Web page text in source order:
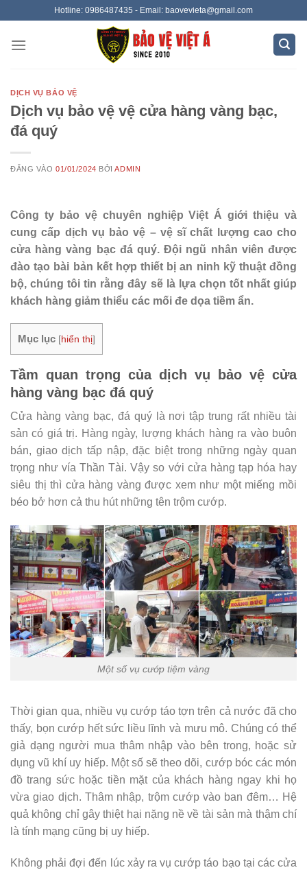
nội
Hotline: 0986487435 - Email: baovevieta@gmail.com
DỊCH VỤ BẢO VỆ
Dịch vụ bảo vệ vệ cửa hàng vàng bạc,
đá quý
ĐĂNG VÀO01/01/2024 BỞIADMIN
Công ty bảo vệ chuyên nghiệp Việt Á giới thiệu và
cung cấp dịch vụ bảo vệ – vệ sĩ chất lượng cao cho
cửa hàng vàng bạc đá quý. Đội ngũ nhân viên được
đào tạo bài bản kết hợp thiết bị an ninh kỹ thuật đồng
bộ, chúng tôi tin rằng đây sẽ là lựa chọn tốt nhất giúp
khách hàng giảm thiểu các mối đe dọa tiềm ẩn.
Mục lục [hiển thị]
Tầm quan trọng của dịch vụ bảo vệ cửa
hàng vàng bạc đá quý
Cửa hàng vàng bạc, đá quý là nơi tập trung rất nhiều tài
sản có giá trị. Hàng ngày, lượng khách hàng ra vào buôn
bán, giao dịch tấp nập, đặc biệt trong những ngày quan
trọng như vía Thần Tài. Vậy so với cửa hàng tạp hóa hay
siêu thị thì cửa hàng vàng được xem như một miếng mồi
béo bở hơn cả thu hút những tên trộm cướp.
Một số vụ cướp tiệm vàng
Thời gian qua, nhiều vụ cướp táo tợn trên cả nước đã cho
thấy, bọn cướp hết sức liều lĩnh và mưu mô. Chúng có thể
giả dạng người mua thâm nhập vào bên trong, hoặc sử
dụng vũ khí uy hiếp. Một số sẽ theo dõi, cướp bóc các món
đồ trang sức hoặc tiền mặt của khách hàng ngay khi họ
vừa giao dịch. Thâm nhập, trộm cướp vào ban đêm… Hệ
quả không chỉ gây thiệt hại nặng nề về tài sản mà thậm chí
là tính mạng cũng bị uy hiếp.
Không phải đợi đến lúc xảy ra vụ cướp táo bạo tại các cửa